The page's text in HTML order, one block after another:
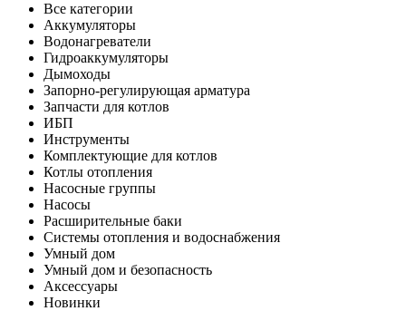
Все категории
Аккумуляторы
Водонагреватели
Гидроаккумуляторы
Дымоходы
Запорно-регулирующая арматура
Запчасти для котлов
ИБП
Инструменты
Комплектующие для котлов
Котлы отопления
Насосные группы
Насосы
Расширительные баки
Системы отопления и водоснабжения
Умный дом
Умный дом и безопасность
Аксессуары
Новинки